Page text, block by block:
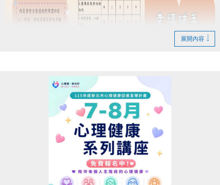
通過「藍帽」等級 (7-8級檢定通過前10名可領取獎
勵)，而三場檢定藍帽獎勵總名額尚餘9名，檢定當日
報名序號前29名中，僅有8名通過藍帽檢定，則您為第
標準(限領最終等級不可選擇)。
[舉例說明] 檢定當日最終通過「藍帽」並符合領
取資格，僅可領藍帽獎勵 (1-6級無法領取)。
若於其他檢定場次通過更高等級，可領
取該等級獎勵，各等級獎勵每人限領一次 (名額有限送
展開內容